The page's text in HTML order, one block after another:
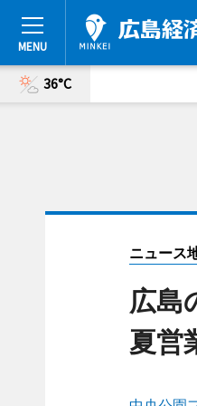
36°C
ニュース
広島
夏営